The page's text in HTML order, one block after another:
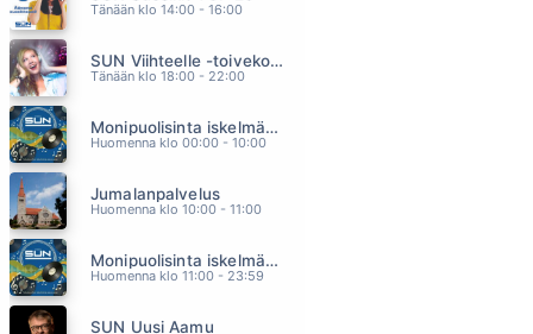
05.21
05.17
05.15
05.12
05.07
Tänään klo 14:00 - 16:00
SUN Viihteelle -toivekonsertti
Tänään klo 18:00 - 22:00
Monipuolisinta iskelmää ja parasta poppia
Huomenna klo 00:00 - 10:00
Jumalanpalvelus
Huomenna klo 10:00 - 11:00
Monipuolisinta iskelmää ja parasta poppia
Huomenna klo 11:00 - 23:59
SUN Uusi Aamu